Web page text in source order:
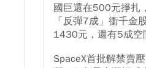
國巨還在500元掙扎
「反彈7成」衝千金
1430元，還有5成空
SpaceX首批解禁賣